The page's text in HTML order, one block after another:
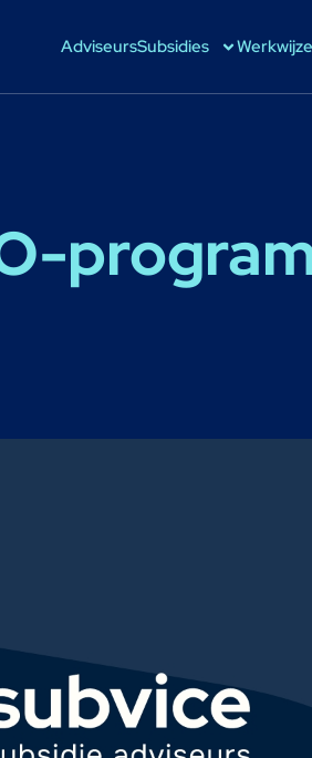
AdviseursSubsidies Werkwijze